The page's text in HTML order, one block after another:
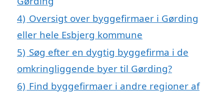
4) Oversigt over byggefirmaer i Gørding
eller hele Esbjerg kommune
5) Søg efter en dygtig byggefirma i de
omkringliggende byer til Gørding?
6) Find byggefirmaer i andre regioner af